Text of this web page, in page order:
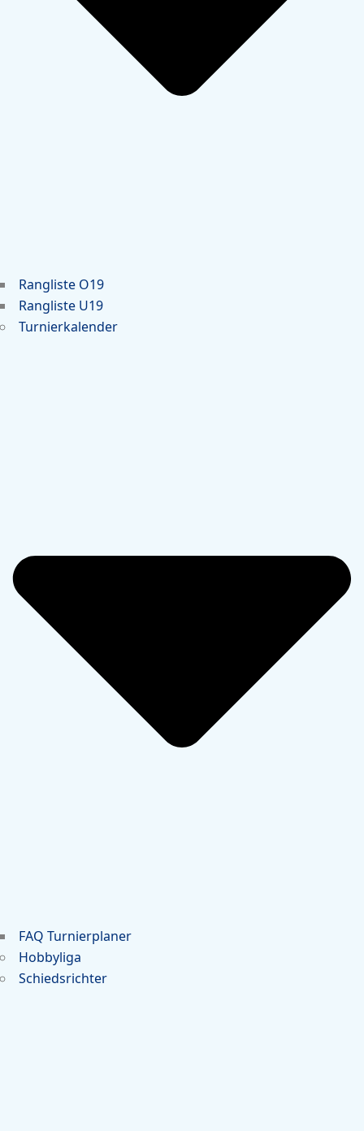
Rangliste O19
Rangliste U19
Turnierkalender
FAQ Turnierplaner
Hobbyliga
Schiedsrichter